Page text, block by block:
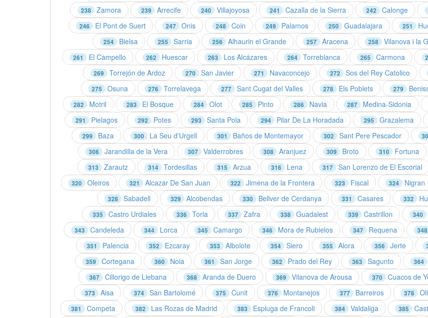
238 Zamora 239 Arrecife 240 Villajoyosa 241 Cazalla de la Sierra 242 Calonge
246 El Pont de Suert 247 Onis 248 Coin 249 Palamos 250 Guadalajara 251
254 Bielsa 255 Sarria 256 Alhaurin el Grande 257 Aracena 258 Vilanova i la
261 El Campello 262 Huescar 263 Los Alcázares 264 Torreblanca 265 Carmona
269 Torrejón de Ardoz 270 San Javier 271 Navaconcejo 272 Sos del Rey Catolico
275 Osuna 276 Torrelavega 277 Sant Cugat del Valles 278 Els Poblets 279
282 Motril 283 El Bosque 284 Olot 285 Pinto 286 Navia 287 Medina-Sidonia
291 Pielagos 292 Potes 293 Santa Pola 294 Pilar De La Horadada 295 Grazalema
299 Baza 300 La Seu d'Urgell 301 Baños de Montemayor 302 Sant Pere Pescador
306 Jarandilla de la Vera 307 Valderrobres 308 Aranjuez 309 Broto 310 Fortuna
313 Zarautz 314 Tordesillas 315 Arzua 316 Lena 317 San Lorenzo de El Escorial
320 Oleiros 321 Alcazar De San Juan 322 Jimena de la Frontera 323 Fiscal 324 Nigran
328 Sabadell 329 Alcobendas 330 Bellver de Cerdanya 331 Casares 332
335 Castro Urdiales 336 Torla 337 Zafra 338 Guadalest 339 Castrillon 340
343 Candeleda 344 Lorca 345 Camargo 346 Mora de Rubielos 347 Requena 348
351 Palencia 352 Ezcaray 353 Albolote 354 Siero 355 Alora 356 Jerte
359 Cortegana 360 Noia 361 San Jorge 362 Prado del Rey 363 Sagunto 364
367 Cillorigo de Liebana 368 Aranda de Duero 369 Vilanova de Arousa 370 Cuacos de
373 Aisa 374 San Bartolomé 375 Cunit 376 Montanejos 377 Barreiros 378
381 Competa 382 Las Rozas de Madrid 383 Espluga de Francoli 384 Valdaliga 385